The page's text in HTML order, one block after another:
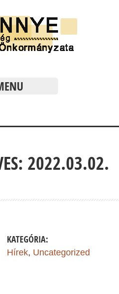
2022.03.02.
KATEGÓRIA:
Hírek, Uncategorized